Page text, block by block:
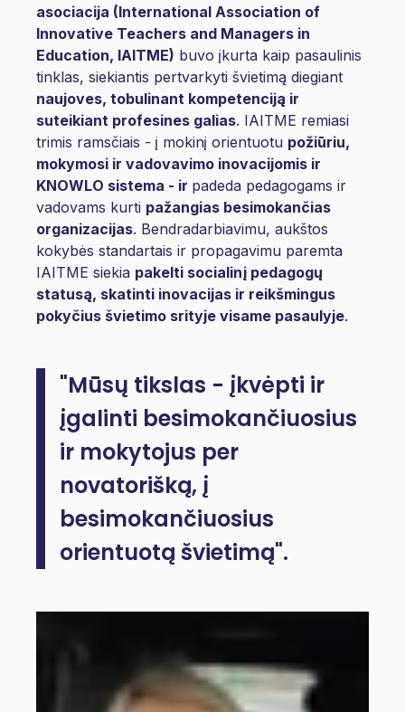
asociacija (International Association of
Innovative Teachers and Managers in
Education, IAITME) buvo įkurta kaip pasaulinis
tinklas, siekiantis pertvarkyti švietimą diegiant
naujoves, tobulinant kompetenciją ir
suteikiant profesines galias. IAITME remiasi
trimis ramsčiais - į mokinį orientuotu požiūriu,
mokymosi ir vadovavimo inovacijomis ir
KNOWLO sistema - ir padeda pedagogams ir
vadovams kurti pažangias besimokančias
organizacijas. Bendradarbiavimu, aukštos
kokybės standartais ir propagavimu paremta
IAITME siekia pakelti socialinį pedagogų
statusą, skatinti inovacijas ir reikšmingus
pokyčius švietimo srityje visame pasaulyje.
"Mūsų tikslas - įkvėpti ir
įgalinti besimokančiuosius
ir mokytojus per
novatorišką, į
besimokančiuosius
orientuotą švietimą".